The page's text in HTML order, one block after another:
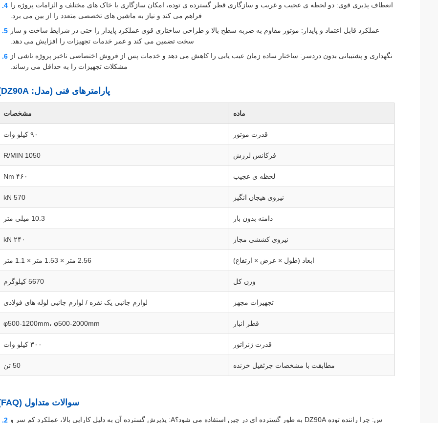
انعطاف پذیری قوی: دو لحظه ی عجیب و غریب و سازگاری قطر گسترده ی توده، امکان سازگاری با خاک های مختلف و الزامات پروژه را
فراهم می کند و نیاز به ماشین های تخصصی متعدد را از بین می برد.
عملکرد قابل اعتماد و پایدار: موتور مقاوم به ضربه سطح بالا و طراحی ساختاری قوی عملکرد پایدار را حتی در شرایط ساخت و ساز
سخت تضمین می کند و عمر خدمات تجهیزات را افزایش می دهد.
نگهداری و پشتیبانی بدون دردسر: ساختار ساده زمان عیب یابی را کاهش می دهد و خدمات پس از فروش اختصاصی تاخیر پروژه ناشی از
مشکلات تجهیزات را به حداقل می رساند.
پارامترهای فنی (مدل: DZ90A)
ماده مشخصات
قدرت موتور ۹۰ کیلو وات
فرکانس لرزش 1050 R/MIN
لحظه ی عجیب ۴۶۰ Nm
نیروی هیجان انگیز 570 kN
دامنه بدون بار 10.3 میلی متر
نیروی کششی مجاز ۲۴۰ kN
ابعاد (طول × عرض × ارتفاع) 2.56 متر × 1.53 متر × 1.1 متر
وزن کل 5670 کیلوگرم
تجهیزات مجهز لوازم جانبی یک نفره / لوازم جانبی لوله های فولادی
قطر انبار φ500-1200mm، φ500-2000mm
قدرت ژنراتور ۳۰۰ کیلو وات
مطابقت با مشخصات جرثقیل خزنده 50 تن
سوالات متداول (FAQ)
س: چرا راننده توده DZ90A به طور گسترده ای در چین استفاده می شود؟A: پذیرش گسترده آن به دلیل کارایی بالا، عملکرد کم سر و